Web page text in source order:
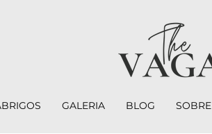
GALERIA BLOG SOBRE